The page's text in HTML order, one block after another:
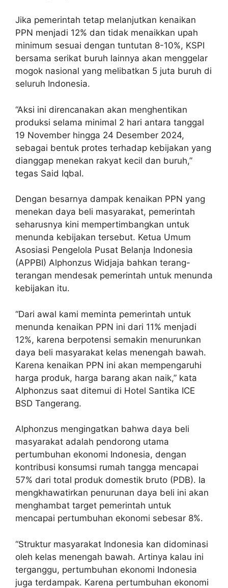
Jika pemerintah tetap melanjutkan kenaikan
PPN menjadi 12% dan tidak menaikkan upah
minimum sesuai dengan tuntutan 8-10%, KSPI
bersama serikat buruh lainnya akan menggelar
mogok nasional yang melibatkan 5 juta buruh di
seluruh Indonesia.
“Aksi ini direncanakan akan menghentikan
produksi selama minimal 2 hari antara tanggal
19 November hingga 24 Desember 2024,
sebagai bentuk protes terhadap kebijakan yang
dianggap menekan rakyat kecil dan buruh,”
tegas Said Iqbal.
Dengan besarnya dampak kenaikan PPN yang
menekan daya beli masyarakat, pemerintah
seharusnya kini mempertimbangkan untuk
menunda kebijakan tersebut. Ketua Umum
Asosiasi Pengelola Pusat Belanja Indonesia
(APPBI) Alphonzus Widjaja bahkan terang-
terangan mendesak pemerintah untuk menunda
kebijakan itu.
“Dari awal kami meminta pemerintah untuk
menunda kenaikan PPN ini dari 11% menjadi
12%, karena berpotensi semakin menurunkan
daya beli masyarakat kelas menengah bawah.
Karena kenaikan PPN ini akan mempengaruhi
harga produk, harga barang akan naik,” kata
Alphonzus saat ditemui di Hotel Santika ICE
BSD Tangerang.
Alphonzus mengingatkan bahwa daya beli
masyarakat adalah pendorong utama
pertumbuhan ekonomi Indonesia, dengan
kontribusi konsumsi rumah tangga mencapai
57% dari total produk domestik bruto (PDB). Ia
mengkhawatirkan penurunan daya beli ini akan
menghambat target pemerintah untuk
mencapai pertumbuhan ekonomi sebesar 8%.
“Struktur masyarakat Indonesia kan didominasi
oleh kelas menengah bawah. Artinya kalau ini
terganggu, pertumbuhan ekonomi Indonesia
juga terdampak. Karena pertumbuhan ekonomi